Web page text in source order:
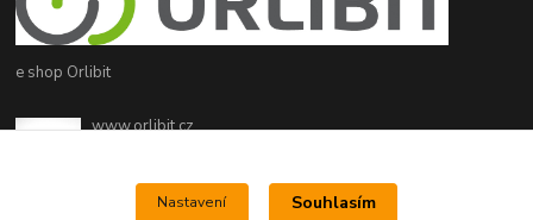
e shop Orlibit
www.orlibit.cz
Nastavení Souhlasím